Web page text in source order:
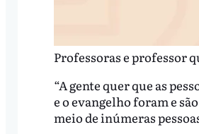
Professoras e professor
“A gente quer que as
e o evangelho foram e
meio de inúmeras